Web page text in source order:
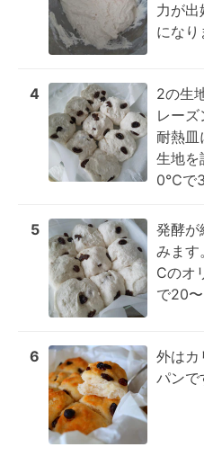
力が出
になり
4
2の生
レーズ
耐熱皿
生地を
0℃で
5
発酵が
みます。
Cのオ
で20
6
外はカ
パンで